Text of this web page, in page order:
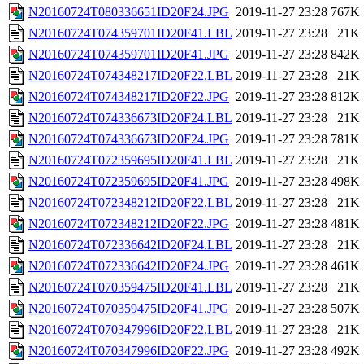
N20160724T080336651ID20F24.JPG 2019-11-27 23:28 767K
N20160724T074359701ID20F41.LBL 2019-11-27 23:28
21K
N20160724T074359701ID20F41.JPG 2019-11-27 23:28 842K
N20160724T074348217ID20F22.LBL 2019-11-27 23:28
21K
N20160724T074348217ID20F22.JPG 2019-11-27 23:28 812K
N20160724T074336673ID20F24.LBL 2019-11-27 23:28
21K
N20160724T074336673ID20F24.JPG 2019-11-27 23:28 781K
N20160724T072359695ID20F41.LBL 2019-11-27 23:28
21K
N20160724T072359695ID20F41.JPG 2019-11-27 23:28 498K
N20160724T072348212ID20F22.LBL 2019-11-27 23:28
21K
N20160724T072348212ID20F22.JPG 2019-11-27 23:28 481K
N20160724T072336642ID20F24.LBL 2019-11-27 23:28
21K
N20160724T072336642ID20F24.JPG 2019-11-27 23:28 461K
N20160724T070359475ID20F41.LBL 2019-11-27 23:28
21K
N20160724T070359475ID20F41.JPG 2019-11-27 23:28 507K
N20160724T070347996ID20F22.LBL 2019-11-27 23:28
21K
N20160724T070347996ID20F22.JPG 2019-11-27 23:28 492K